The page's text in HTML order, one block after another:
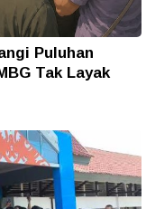
Puluhan
Tak Layak